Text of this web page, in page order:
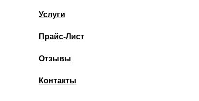
Услуги
Прайс-Лист
Отзывы
Контакты